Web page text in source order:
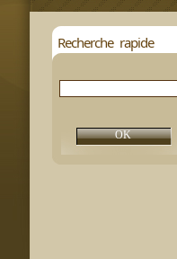
Recherche rapide